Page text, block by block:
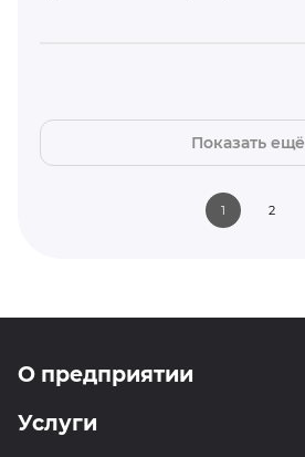
Показать ещё
1 2
О предприятии
О нас
Услуги